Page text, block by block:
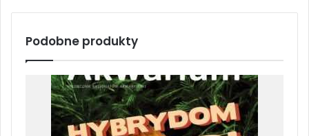
Podobne produkty